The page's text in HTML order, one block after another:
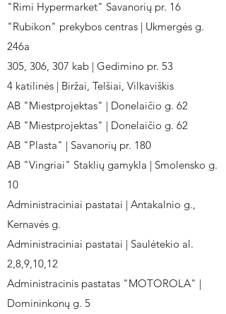
"Rimi Hypermarket" Savanorių pr. 16
"Rubikon" prekybos centras | Ukmergės g.
246a
305, 306, 307 kab | Gedimino pr. 53
4 katilinės | Biržai, Telšiai, Vilkaviškis
AB "Miestprojektas" | Donelaičio g. 62
AB "Miestprojektas" | Donelaičio g. 62
AB "Plasta" | Savanorių pr. 180
AB "Vingriai" Staklių gamykla | Smolensko g.
10
Administraciniai pastatai | Antakalnio g.,
Kernavės g.
Administraciniai pastatai | Saulėtekio al.
2,8,9,10,12
Administracinis pastatas "MOTOROLA" |
Domininkonų g. 5